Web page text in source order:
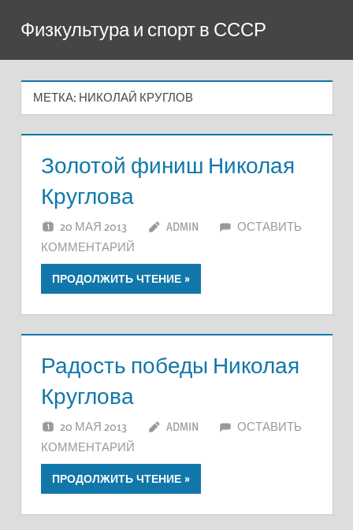
содержимому
Физкультура и спорт в СССР
МЕТКА: НИКОЛАЙ КРУГЛОВ
Золотой финиш Николая
Круглова
20 МАЯ 2013 ADMIN
ОСТАВИТЬ
КОММЕНТАРИЙ
ПРОДОЛЖИТЬ ЧТЕНИЕ
Радость победы Николая
Круглова
20 МАЯ 2013 ADMIN
ОСТАВИТЬ
КОММЕНТАРИЙ
ПРОДОЛЖИТЬ ЧТЕНИЕ